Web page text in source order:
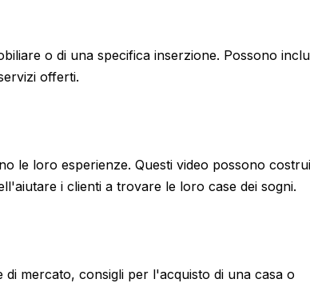
o di una specifica inserzione. Possono
offerti.
le loro esperienze. Questi video possono
i clienti a trovare le loro case dei sogni.
mercato, consigli per l'acquisto di una casa o